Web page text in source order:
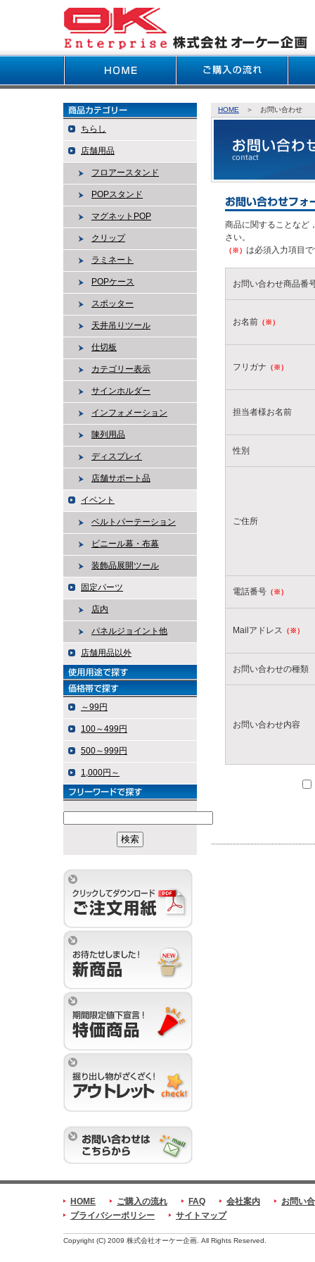
ちらし
店舗用品
フロアースタンド
POPスタンド
マグネットPOP
クリップ
ラミネート
POPケース
スポッター
天井吊りツール
仕切板
カテゴリー表示
サインホルダー
インフォメーション
陳列用品
ディスプレイ
店舗サポート品
イベント
ベルトパーテーション
ビニール幕・布幕
装飾品展開ツール
固定パーツ
店内
パネルジョイント他
店舗用品以外
～99円
100～499円
500～999円
1,000円～
HOME ＞ お問い合わせ
商品に関することなど
さい。
（※） は必須入力項目
お問い合わせ商品番
お名前 （※）
フリガナ （※）
担当者様お名前
性別
ご住所
電話番号 （※）
Mailアドレス （※）
お問い合わせの種類
お問い合わせ内容
HOME ご購入の流れ FAQ 会社案内
お問い
プライバシーポリシー
サイトマップ
Copyright (C) 2009 株式会社オーケー企画. All Rights Reserved.